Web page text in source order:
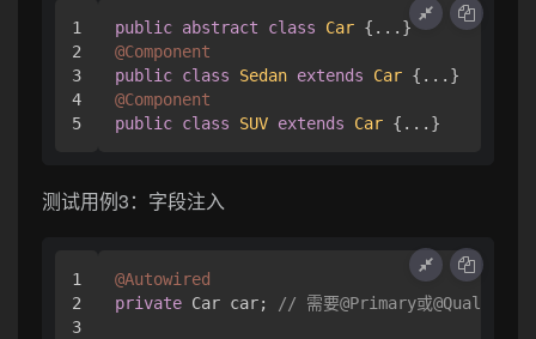
1
2
3
4
public abstract class Car
@Component
public class Sedan extends Car
@Component
public class SUV extends Car
测试用例3：字段注入
1
2
3
@Autowired
private Car car; // 需要@Primary或@Qualifier